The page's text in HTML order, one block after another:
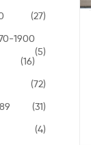
(27)
1900
(5)
(16)
(72)
(31)
(4)